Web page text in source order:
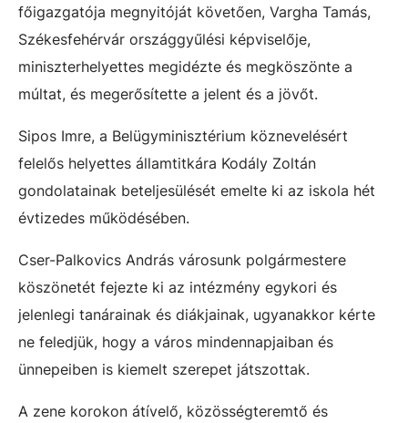
főigazgatója megnyitóját követően, Vargha Tamás,
Székesfehérvár országgyűlési képviselője,
miniszterhelyettes megidézte és megköszönte a
múltat, és megerősítette a jelent és a jövőt.
Sipos Imre, a Belügyminisztérium köznevelésért
felelős helyettes államtitkára Kodály Zoltán
gondolatainak beteljesülését emelte ki az iskola hét
évtizedes működésében.
Cser-Palkovics András városunk polgármestere
köszönetét fejezte ki az intézmény egykori és
jelenlegi tanárainak és diákjainak, ugyanakkor kérte
ne feledjük, hogy a város mindennapjaiban és
ünnepeiben is kiemelt szerepet játszottak.
A zene korokon átívelő, közösségteremtő és